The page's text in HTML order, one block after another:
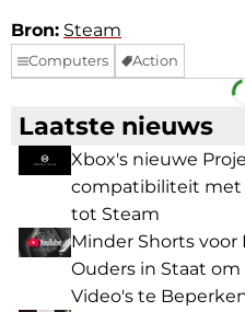
Bron: Steam
Computers Action
Facebook
Laatste nieuws
Xbox's nieuwe
compatibiliteit met
tot Steam
Minder Shorts voor
Ouders in Staat
Video's te